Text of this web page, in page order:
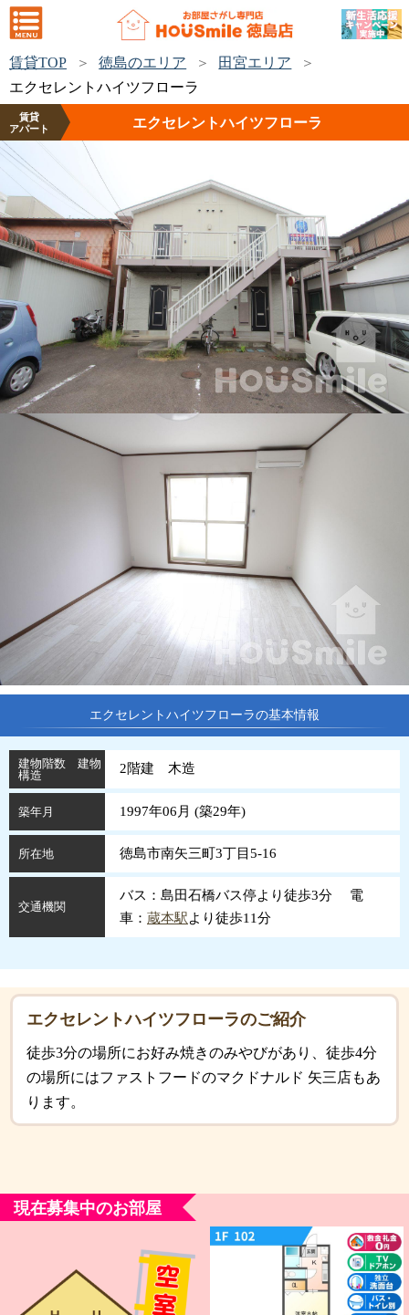
賃貸TOP 徳島のエリア
田宮エリア
エクセレントハイツフローラ
賃貸
アパート
エクセレントハイツフローラ
エクセレントハイツフローラの基本情報
建物階数 建物
構造
2階建 木造
築年月 1997年06月 (築29年)
所在地 徳島市南矢三町3丁目5-16
交通機関
バス：島田石橋バス停より徒歩3分 電
車： 蔵本駅より徒歩11分
エクセレントハイツフローラのご紹介
徒歩3分の場所にお好み焼きのみやびがあり、徒歩4分
の場所にはファストフードのマクドナルド 矢三店もあ
ります。
現在募集中のお部屋